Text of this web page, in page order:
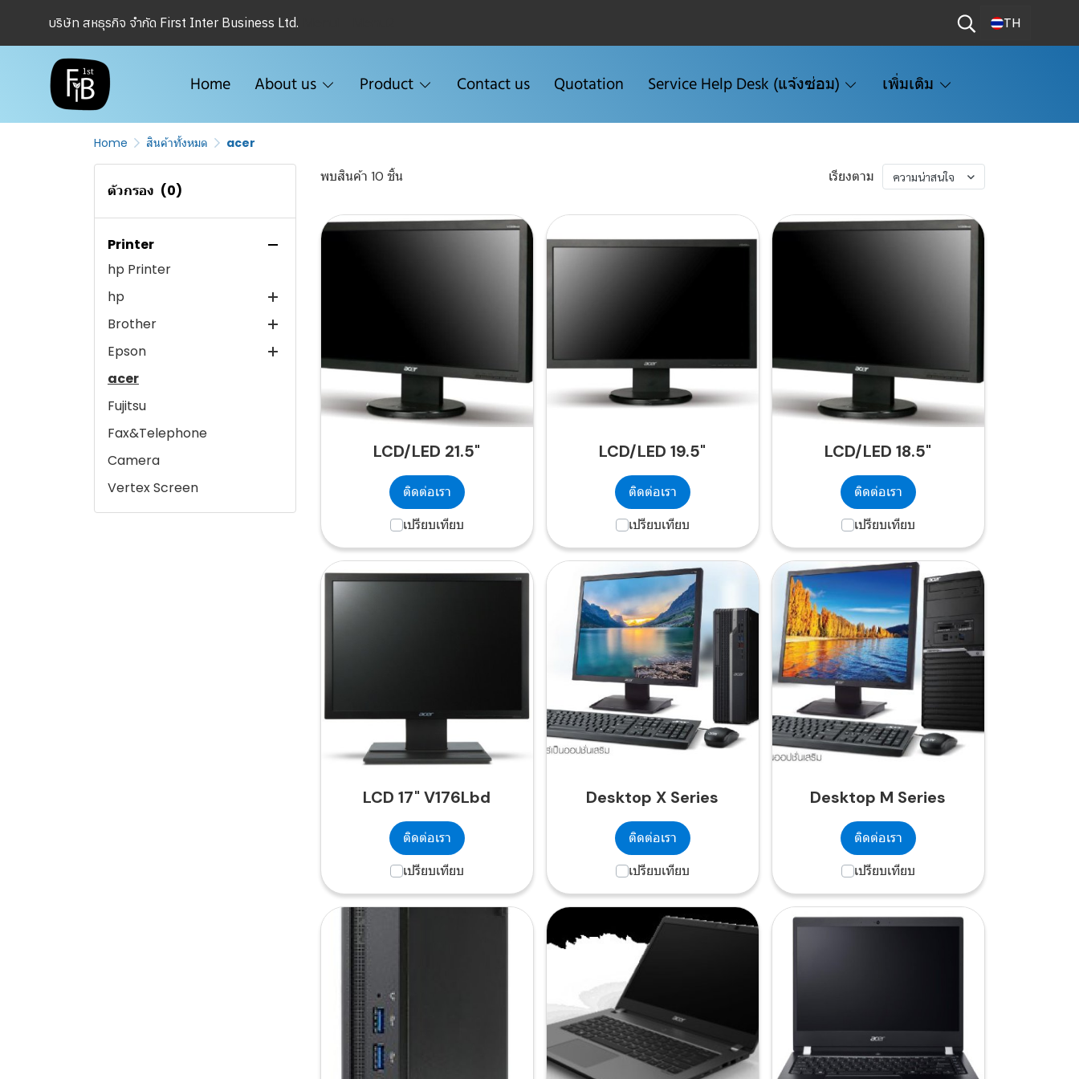
บริษัท สหธุรกิจ จำกัด First Inter Business Ltd. TH
Home About us Product Contact us Quotation Service Help Desk (แจ้งซ่อม) เพิ่มเติม
Home สินค้าทั้งหมด acer
ตัวกรอง (0)
Printer
cisco Meraki
Microsoft
WFH
POS
Samsung
Ink&Toner
Fuji Xerox
Fuji Xerox Mono Laser
Fuji Xerox Color Laser
Fuji Xerox Scanner
hp Printer
hp
hp Monitor
hp nb-pc-ws
hp Scanner
hp Ink &Toner
hp Designjet
Brother
Brother Color Printer
Brother Mono Printer
Brother Printer Inkjet
Brother Scanner
Epson
Epson Workforce
Epson Color Laser Printer
Epson Mono Laser Printer
Epson Scanner
Epson Dot Matrix
Epson Printer L-Series
acer
Fujitsu
Fax&Telephone
Camera
Vertex Screen
DJI
พบสินค้า 10 ชิ้น เรียงตาม ความน่าสนใจ
LCD/LED 21.5"
ติดต่อเรา
เปรียบเทียบ
LCD/LED 19.5"
ติดต่อเรา
เปรียบเทียบ
LCD/LED 18.5"
ติดต่อเรา
เปรียบเทียบ
LCD 17" V176Lbd
ติดต่อเรา
เปรียบเทียบ
Desktop X Series
ติดต่อเรา
เปรียบเทียบ
Desktop M Series
ติดต่อเรา
เปรียบเทียบ